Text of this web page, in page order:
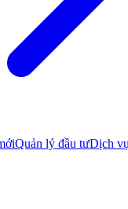
Quản lý đầu tưDịch